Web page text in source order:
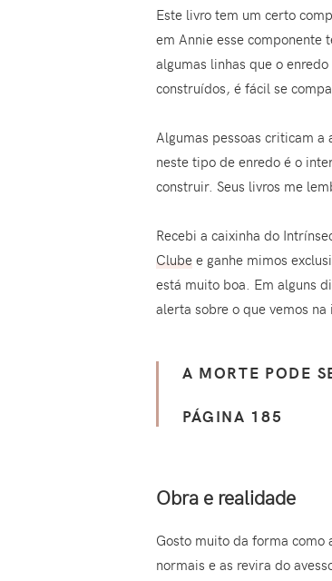
Este livro tem um certo
em Annie esse
algumas linhas que o
construídos, é fácil se
Algumas pessoas criticam
neste tipo de enredo é o
construir. Seus livros me
Recebi a caixinha do
Clube e ganhe mimos
está muito boa. Em alguns
alerta sobre o que vemos na
A MORTE PODE
PÁGINA 185
Obra e realidade
Gosto muito da forma como
normais e as revira do